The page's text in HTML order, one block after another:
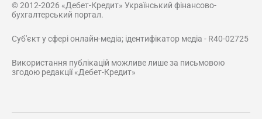
© 2012-2026 «Дебет-Кредит» Український фінансово-
бухгалтерський портал.
Суб'єкт у сфері онлайн-медіа; ідентифікатор медіа - R40-02725
Використання публікацій можливе лише за письмовою
згодою редакції «Дебет-Кредит»